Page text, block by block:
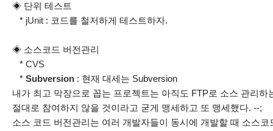
◈ 단위 테스트
* jUnit : 코드를 철저하게 테스트하자.
◈ 소스코드 버전관리
* CVS
* Subversion : 현재 대세는 Subversion
내가 최고 막장으로 꼽는 프로젝트는 아직도 FTP로 소스 관리
절대로 참여하지 않을 것이라고 굳게 맹세하고 또 맹세했다. --;
소스 코드 버전관리는 여러 개발자들이 동시에 개발할 때 소스